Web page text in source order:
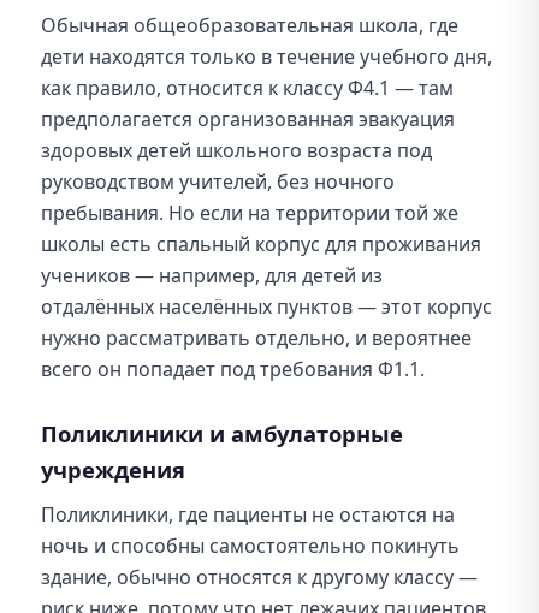
Обычная общеобразовательная школа, где
дети находятся только в течение учебного дня,
как правило, относится к классу Ф4.1 — там
предполагается организованная эвакуация
здоровых детей школьного возраста под
руководством учителей, без ночного
пребывания. Но если на территории той же
школы есть спальный корпус для проживания
учеников — например, для детей из
отдалённых населённых пунктов — этот корпус
нужно рассматривать отдельно, и вероятнее
всего он попадает под требования Ф1.1.
Поликлиники и амбулаторные
учреждения
Поликлиники, где пациенты не остаются на
ночь и способны самостоятельно покинуть
здание, обычно относятся к другому классу —